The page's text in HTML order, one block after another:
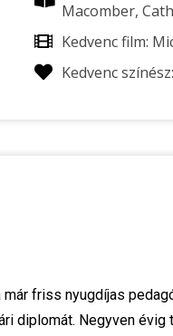
Macomber,
Kedvenc film:
Kedvenc
friss nyugdíjas
diplomát. Negyven